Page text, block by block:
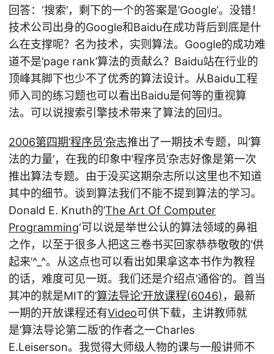
回答：‘搜索’，剩下的一个的答案是’Google’。没错！
技术公司出身的Google和Baidu在成功背后到底是什
么在支撑呢？名为技术，实则算法。Google的成功难
道不是’page rank’算法的贡献么？Baidu站在行业的
顶峰其脚下也少不了优秀的算法设计。从Baidu工程
师入司的练习题也可以看出Baidu是何等的重视算
法。可以说搜索引擎技术带来了算法的回归。
2006第四期’程序员’杂志推出了一期技术专题，叫’算
法的力量’，在我的印象中’程序员’杂志好像是第一次
推出算法专题。由于没买这期杂志所以这里也不知道
其中的细节。谈到算法我们不能不提到算法的学习。
Donald E. Knuth的’The Art Of Computer
Programming‘可以说是举世公认的算法领域的鼻祖
之作，以至于很多人把这三卷书买回家恭恭敬敬的’供
起来’^_^。从这点也可以看出如果拿这本书作为教程
的话，难度可见一斑。我们还是介绍点’通俗’的。首当
其冲的就是MIT的’算法导论’开放课程(6046) ，最新
一期的开放课程还有Video可供下载，主讲教师就
是’算法导论第二版’的作者之一Charles
E.Leiserson。我觉得大师级人物的课与一般讲师不